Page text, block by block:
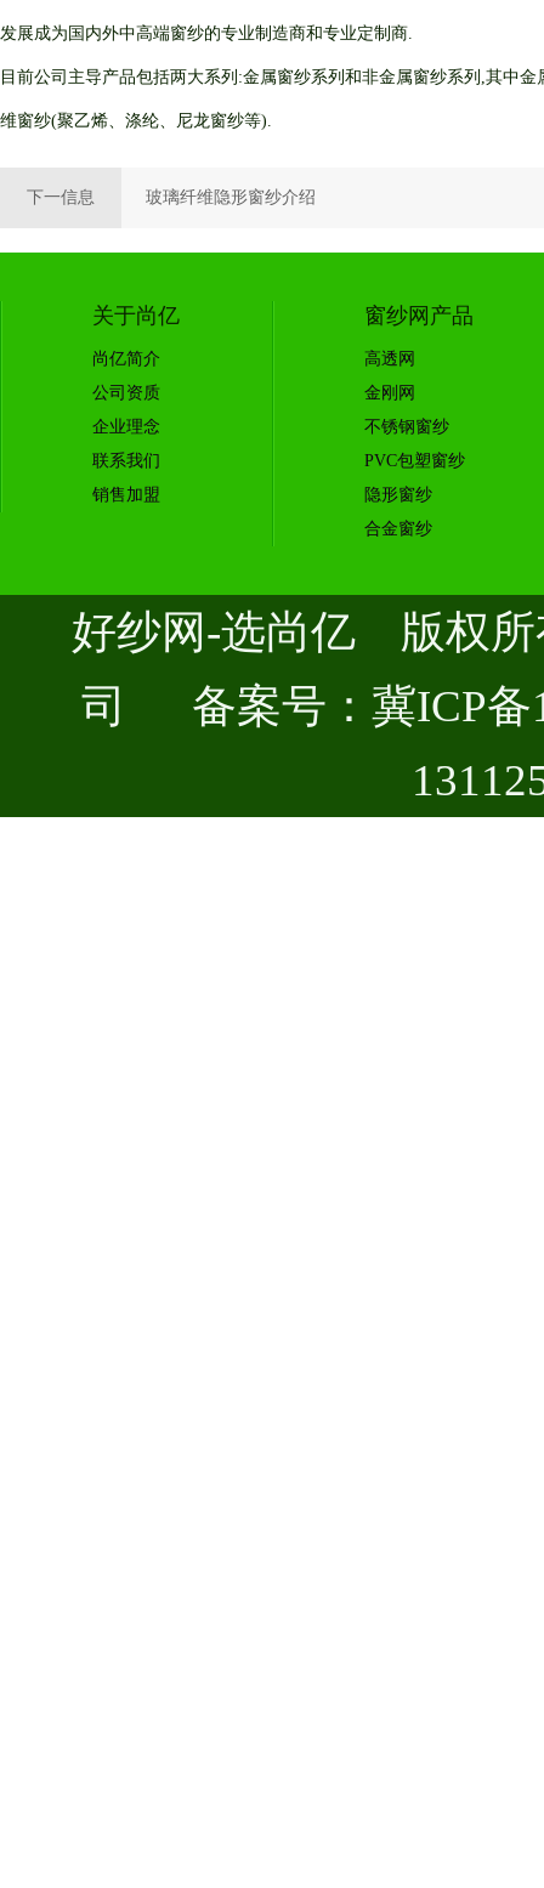
发展成为国内外中高端窗纱的专业制造商和专业定制商.
目前公司主导产品包括两大系列:金属窗纱系列和非金属窗纱系列,其中
维窗纱(聚乙烯、涤纶、尼龙窗纱等).
下一信息 玻璃纤维隐形窗纱介绍
关于尚亿
尚亿简介
公司资质
企业理念
联系我们
销售加盟
窗纱网产品
高透网
金刚网
不锈钢窗纱
PVC包塑窗纱
隐形窗纱
合金窗纱
好纱网-选尚亿 版权所
司 备案号： 冀ICP备